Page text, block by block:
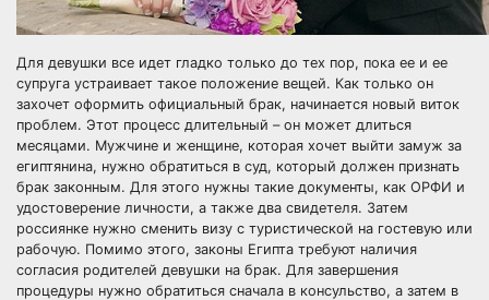
Для девушки все идет гладко только до тех пор, пока ее и ее
супруга устраивает такое положение вещей. Как только он
захочет оформить официальный брак, начинается новый виток
проблем. Этот процесс длительный – он может длиться
месяцами. Мужчине и женщине, которая хочет выйти замуж за
египтянина, нужно обратиться в суд, который должен признать
брак законным. Для этого нужны такие документы, как ОРФИ и
удостоверение личности, а также два свидетеля. Затем
россиянке нужно сменить визу с туристической на гостевую или
рабочую. Помимо этого, законы Египта требуют наличия
согласия родителей девушки на брак. Для завершения
процедуры нужно обратиться сначала в консульство, а затем в